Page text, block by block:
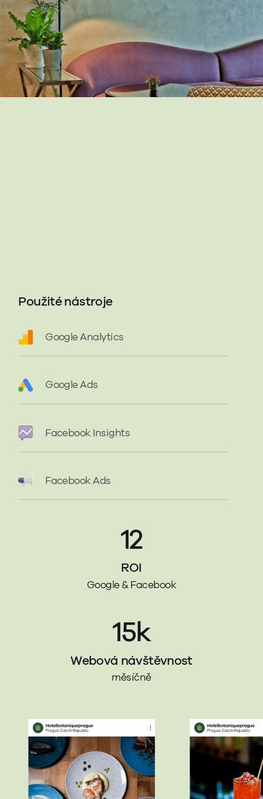
Použité nástroje
Google Analytics
Google Ads
Facebook Insights
Facebook Ads
12
ROI
Google & Facebook
15k
Webová návštěvnost
měsíčně